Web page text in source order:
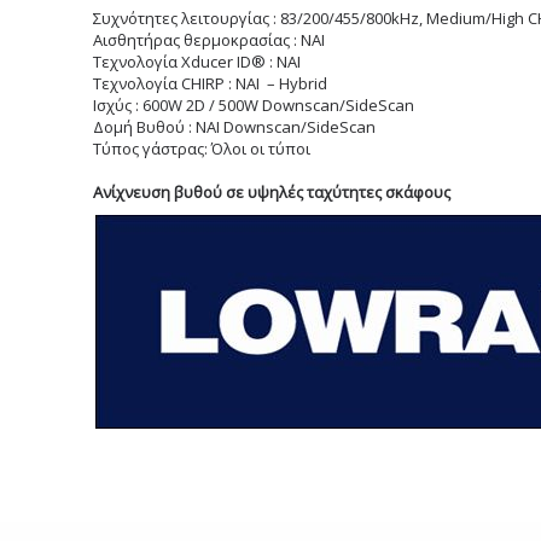
Συχνότητες λειτουργίας : 83/200/455/800kHz, Medium/High
Αισθητήρας θερμοκρασίας : NAI
Τεχνολογία Xducer ID® : NAI
Τεχνολογία CHIRP : NAI – Hybrid
Ισχύς : 600W 2D / 500W Downscan/SideScan
Δομή Βυθού : NAI Downscan/SideScan
Τύπος γάστρας: Όλοι οι τύποι
Ανίχνευση βυθού σε υψηλές ταχύτητες σκάφους